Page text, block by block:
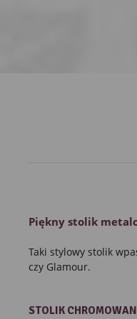
Piękny stolik
Taki stylowy stolik
czy Glamour.
STOLIK